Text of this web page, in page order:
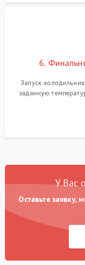
6.
Запуск
заданную
компрессора,
срабатывания
У Вас
Оставьте заявку,